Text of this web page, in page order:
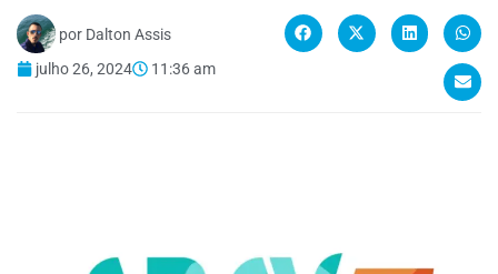
por Dalton Assis
julho 26, 2024
11:36 am